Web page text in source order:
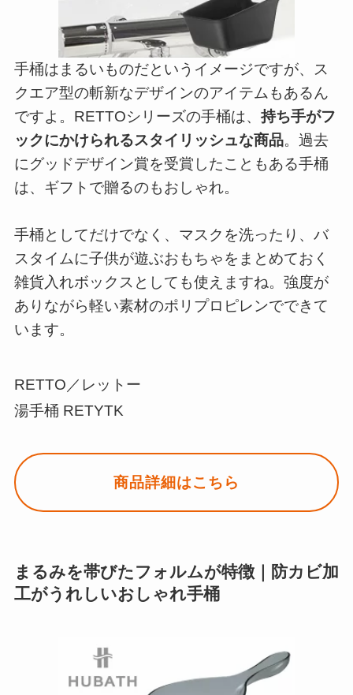
手桶はまるいものだというイメージですが、ス
クエア型の斬新なデザインのアイテムもあるん
ですよ。RETTOシリーズの手桶は、 持ち手がフ
ックにかけられるスタイリッシュな商品。過去
にグッドデザイン賞を受賞したこともある手桶
は、ギフトで贈るのもおしゃれ。
手桶としてだけでなく、マスクを洗ったり、バ
スタイムに子供が遊ぶおもちゃをまとめておく
雑貨入れボックスとしても使えますね。強度が
ありながら軽い素材のポリプロピレンでできて
います。
RETTO／レットー
湯手桶 RETYTK
商品詳細はこちら
まるみを帯びたフォルムが特徴｜防カビ加
工がうれしいおしゃれ手桶